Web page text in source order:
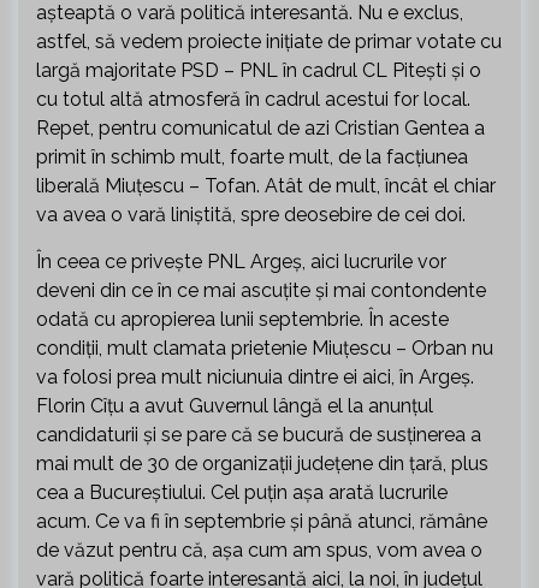
așteaptă o vară politică interesantă. Nu e exclus,
astfel, să vedem proiecte inițiate de primar votate cu
largă majoritate PSD – PNL în cadrul CL Pitești și o
cu totul altă atmosferă în cadrul acestui for local.
Repet, pentru comunicatul de azi Cristian Gentea a
primit în schimb mult, foarte mult, de la facțiunea
liberală Miuțescu – Tofan. Atât de mult, încât el chiar
va avea o vară liniștită, spre deosebire de cei doi.
În ceea ce privește PNL Argeș, aici lucrurile vor
deveni din ce în ce mai ascuțite și mai contondente
odată cu apropierea lunii septembrie. În aceste
condiții, mult clamata prietenie Miuțescu – Orban nu
va folosi prea mult niciunuia dintre ei aici, în Argeș.
Florin Cîțu a avut Guvernul lângă el la anunțul
candidaturii și se pare că se bucură de susținerea a
mai mult de 30 de organizații județene din țară, plus
cea a Bucureștiului. Cel puțin așa arată lucrurile
acum. Ce va fi în septembrie și până atunci, rămâne
de văzut pentru că, așa cum am spus, vom avea o
vară politică foarte interesantă aici, la noi, în județul